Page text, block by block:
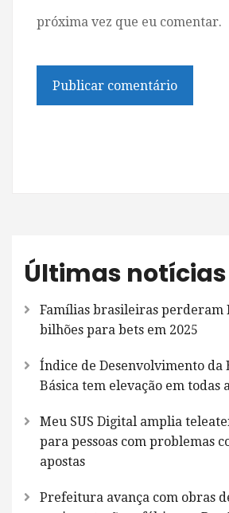
próxima vez que eu comentar.
Últimas notícias
Famílias brasileiras perderam
bilhões para bets em 2025
Índice de Desenvolvimento da
Básica tem elevação em todas
Meu SUS Digital amplia
para pessoas com problemas
apostas
Prefeitura avança com obras